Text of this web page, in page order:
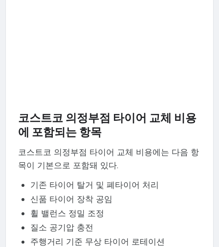
코스트코 의정부점 타이어 교체 비용
에 포함되는 항목
코스트코 의정부점 타이어 교체 비용에는 다음 항
목이 기본으로 포함돼 있다.
기존 타이어 탈거 및 폐타이어 처리
신품 타이어 장착 공임
휠 밸런스 정밀 조정
질소 공기압 충전
주행거리 기준 무상 타이어 로테이션